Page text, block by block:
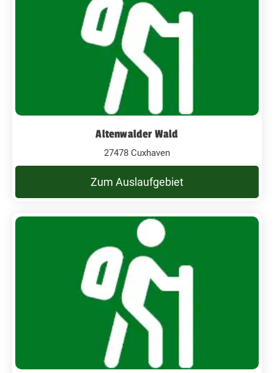
Altenwalder Wald
27478 Cuxhaven
Zum Auslaufgebiet